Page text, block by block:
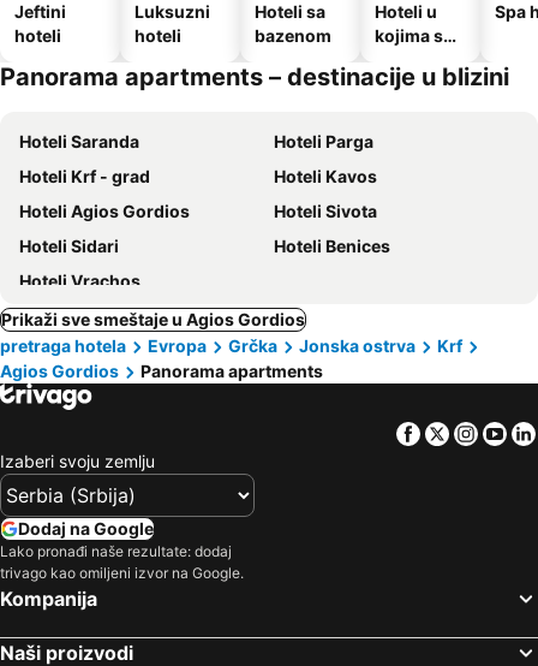
Jeftini
hoteli
Luksuzni
hoteli
Hoteli sa
bazenom
Hoteli u
kojima su
kućni
Spa
Panorama apartments – destinacije u blizini
Hoteli Saranda
Hoteli Parga
Hoteli Krf - grad
Hoteli Kavos
Hoteli Agios Gordios
Hoteli Sivota
Hoteli Sidari
Hoteli Benices
Hoteli Vrachos
Prikaži sve smeštaje u Agios Gordios
pretraga hotela
Evropa Grčka Jonska ostrva
Krf
Agios Gordios
Panorama apartments
Facebook
Twitter
Izaberi svoju zemlju
Dodaj na Google
Lako pronađi naše rezultate: dodaj
trivago kao omiljeni izvor na Google.
Kompanija
Naši proizvodi